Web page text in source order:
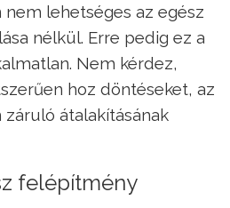
lehetséges az egész
nélkül. Erre pedig ez a
Nem kérdez,
hoz döntéseket, az
átalakításának
felépítmény